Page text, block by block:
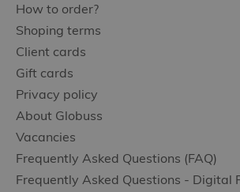
How to order?
Shoping terms
Client cards
Gift cards
Privacy policy
About Globuss
Vacancies
Frequently Asked Questions (FAQ)
Frequently Asked Questions - Digital